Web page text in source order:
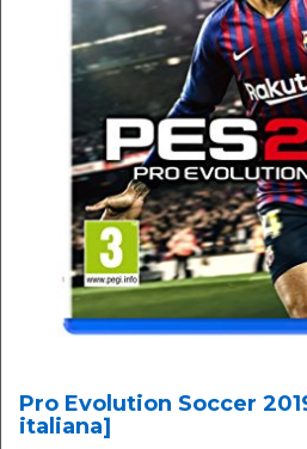
Pro Evolution Soccer
italiana]